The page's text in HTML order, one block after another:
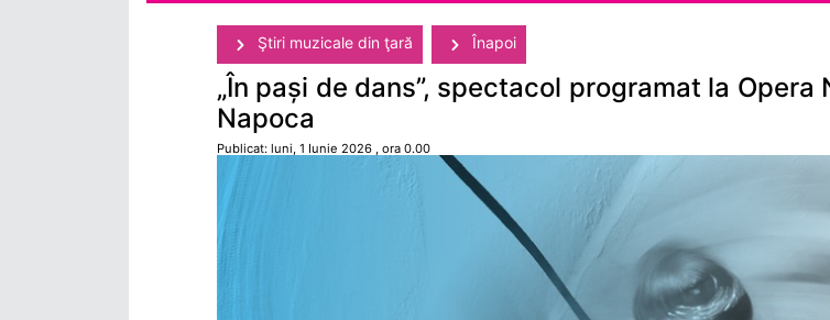
Ştiri muzicale din ţară Înapoi
„În pași de dans”, spectacol programat la Opera
Napoca
Publicat: luni, 1 Iunie 2026 , ora 0.00